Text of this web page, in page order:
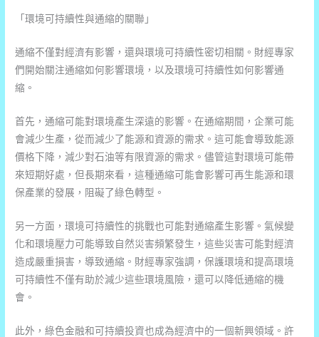
「環境可持續性與通縮的關聯」
通縮不僅對經濟有影響，還與環境可持續性密切相關。財經專家
們開始關注通縮如何影響環境，以及環境可持續性如何影響通
縮。
首先，通縮可能對環境產生深遠的影響。在通縮期間，企業可能
會減少生產，從而減少了能源和資源的需求。這可能會導致能源
價格下降，減少對石油等有限資源的需求。儘管這對環境可能帶
來短期好處，但長期來看，這種通縮可能會影響可再生能源和環
保產業的發展，阻礙了綠色轉型。
另一方面，環境可持續性的挑戰也可能對通縮產生影響。氣候變
化和環境壓力可能導致自然災害頻繁發生，這些災害可能對經濟
造成嚴重損害，導致通縮。財經專家強調，保護環境和提高環境
可持續性不僅有助於減少這些環境風險，還可以降低通縮的機
會。
此外，綠色金融和可持續投資也成為經濟中的一個新興領域。許